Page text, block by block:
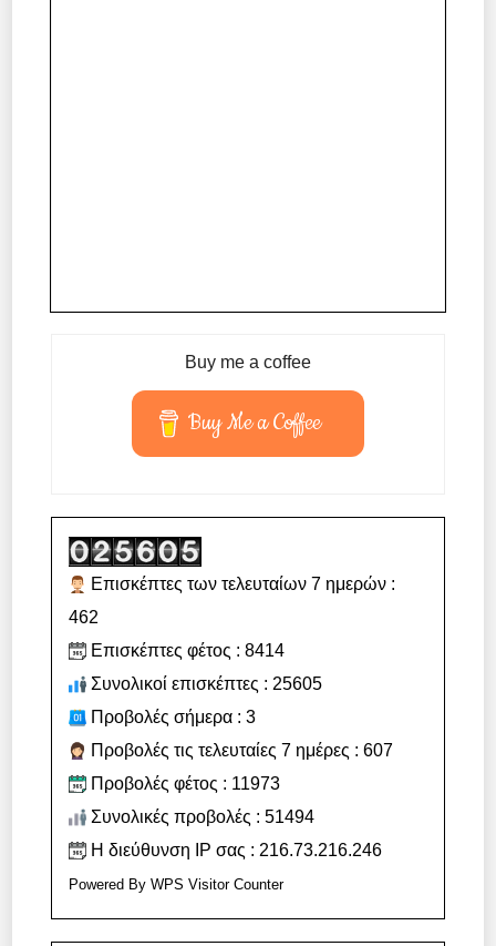
Buy me a coffee
Buy Me a Coffee
Επισκέπτες των τελευταίων 7 ημερών :
462
Επισκέπτες φέτος : 8414
Συνολικοί επισκέπτες : 25605
Προβολές σήμερα : 3
Προβολές τις τελευταίες 7 ημέρες : 607
Προβολές φέτος : 11973
Συνολικές προβολές : 51494
Η διεύθυνση IP σας : 216.73.216.246
Powered ByWPS Visitor Counter